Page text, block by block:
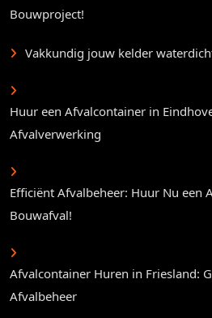
Bouwproject!
Vakkundig jouw kelder
Huur een Afvalcontainer in
Afvalverwerking
Efficiënt Afvalbeheer: Huur Nu een
Bouwafval!
Afvalcontainer Huren in Friesland:
Afvalbeheer